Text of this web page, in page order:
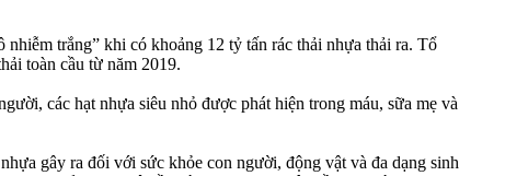
trắng” khi có khoảng 12 tỷ tấn rác thải nhựa thải ra. Tổ
toàn cầu từ năm 2019.
các hạt nhựa siêu nhỏ được phát hiện trong máu, sữa mẹ và
gây ra đối với sức khỏe con người, động vật và đa dạng sinh